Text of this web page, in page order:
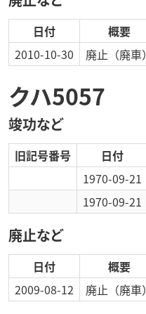
日付 概要
2010-10-30
廃止 （廃車）
クハ5057
竣功など
旧記号番号 日付
1970-09-21
1970-09-21
廃止など
日付 概要
2009-08-12
廃止 （廃車）